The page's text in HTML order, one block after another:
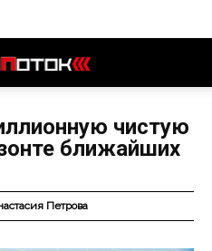
чистую
ближайших
Петрова